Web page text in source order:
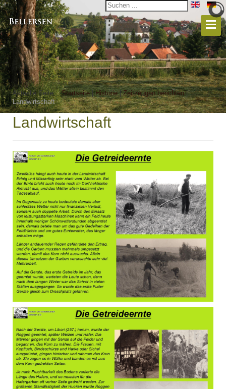
Aktuelle Seite: Startseite Historie | Zeitzeugen berichten |
Landwirtschaft
Landwirtschaft